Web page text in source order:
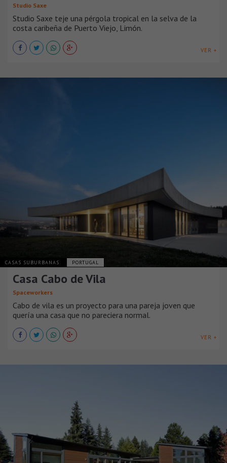
Studio Saxe
Studio Saxe teje una pérgola tropical en la selva de la
costa caribeña de Puerto Viejo, Limón.
VER +
CASAS SUBURBANAS PORTUGAL
Casa Cabo de Vila
Spaceworkers
Cabo de vila es un proyecto para una pareja joven que
quería una casa que no pareciera normal.
VER +